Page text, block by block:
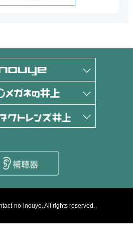
no-inouye. All rights reserved.